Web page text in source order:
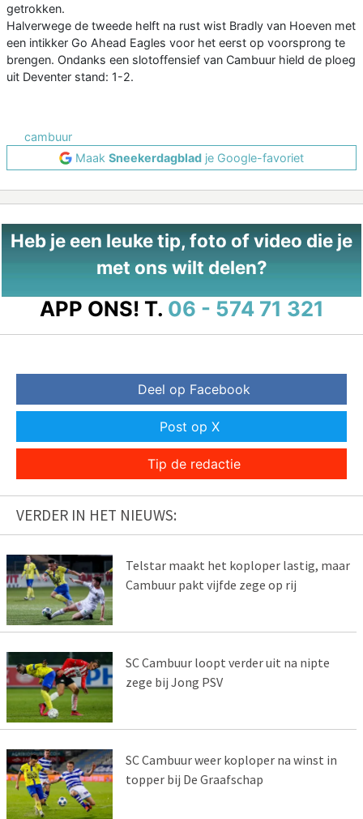
getrokken.
Halverwege de tweede helft na rust wist Bradly van Hoeven met
een intikker Go Ahead Eagles voor het eerst op voorsprong te
brengen. Ondanks een slotoffensief van Cambuur hield de ploeg
uit Deventer stand: 1-2.
cambuur
Maak Sneekerdagblad je Google-favoriet
Heb je een leuke tip, foto of video die je
met ons wilt delen?
APP ONS! T. 06 - 574 71 321
Deel op Facebook
Post op X
Tip de redactie
VERDER IN HET NIEUWS:
Telstar maakt het koploper lastig, maar
Cambuur pakt vijfde zege op rij
SC Cambuur loopt verder uit na nipte
zege bij Jong PSV
SC Cambuur weer koploper na winst in
topper bij De Graafschap